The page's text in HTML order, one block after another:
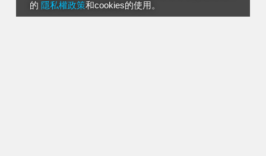
的 隱私權政策和cookies的使用。